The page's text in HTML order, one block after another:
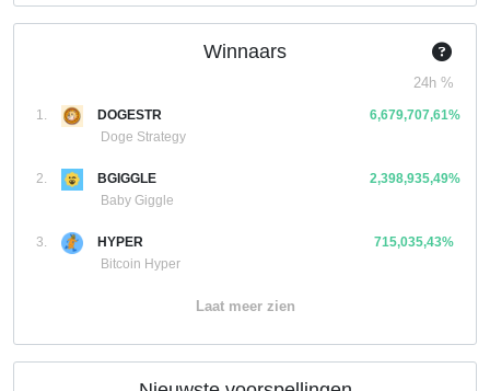
Winnaars
24h %
1.
DOGESTR
Doge Strategy
6,679,707,61%
2.
BGIGGLE
Baby Giggle
2,398,935,49%
3.
HYPER
Bitcoin Hyper
715,035,43%
Laat meer zien